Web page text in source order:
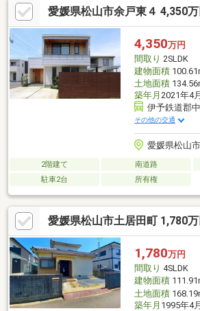
愛媛県松山市余戸東４ 4,350
4,350万円
間取り 2SLDK
建物面積
土地面積
築年月 2021年4
伊予鉄道郡
その他の交通
愛媛県松山
2階建て 南道路
駐車2台
所有権
愛媛県松山市土居田町 1,780
1,780万円
間取り 4SLDK
建物面積
土地面積
築年月 1995年4